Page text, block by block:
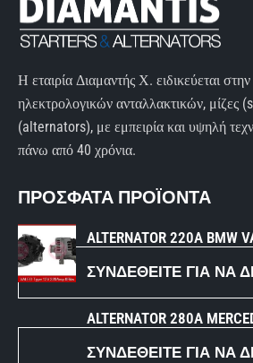
Η εταιρία Διαμαντής Χ. ειδικεύεται
ηλεκτρολογικών ανταλλακτικών, μίζες
(alternators), με εμπειρία και υψηλή
πάνω από 40 χρόνια.
ΠΡΟΣΦΑΤΑ ΠΡΟΪΟΝΤΑ
ALTERNATOR 220A BMW
ΣΥΝΔΕΘΕΊΤΕ ΓΙΑ ΝΑ
ALTERNATOR 280A
ΣΥΝΔΕΘΕΊΤΕ ΓΙΑ ΝΑ